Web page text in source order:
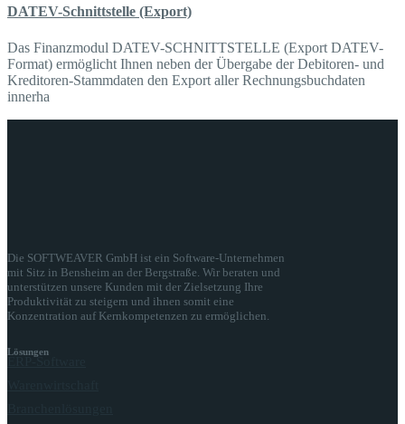
DATEV-Schnittstelle (Export)
Das Finanzmodul DATEV-SCHNITTSTELLE (Export DATEV-
Format) ermöglicht Ihnen neben der Übergabe der Debitoren- und
Kreditoren-Stammdaten den Export aller Rechnungsbuchdaten
innerha
Die SOFTWEAVER GmbH ist ein Software-Unternehmen
mit Sitz in Bensheim an der Bergstraße. Wir beraten und
unterstützen unsere Kunden mit der Zielsetzung Ihre
Produktivität zu steigern und ihnen somit eine
Konzentration auf Kernkompetenzen zu ermöglichen.
Lösungen
ERP-Software